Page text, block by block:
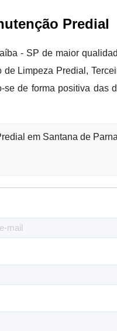
Predial
- SP de maior
Limpeza Predial,
de forma positiva das
em Santana de